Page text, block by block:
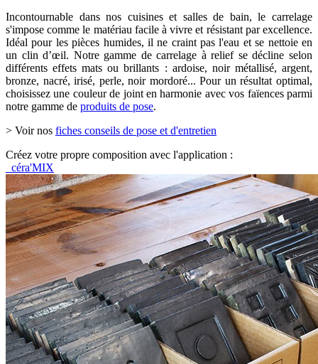
Incontournable dans nos cuisines et salles de bain, le carrelage
s'impose comme le matériau facile à vivre et résistant par excellence.
Idéal pour les pièces humides, il ne craint pas l'eau et se nettoie en
un clin d’œil. Notre gamme de carrelage à relief se décline selon
différents effets mats ou brillants : ardoise, noir métallisé, argent,
bronze, nacré, irisé, perle, noir mordoré... Pour un résultat optimal,
choisissez une couleur de joint en harmonie avec vos faïences parmi
notre gamme de produits de pose.
> Voir nos fiches conseils de pose et d'entretien
Créez votre propre composition avec l'application :
céra'MIX